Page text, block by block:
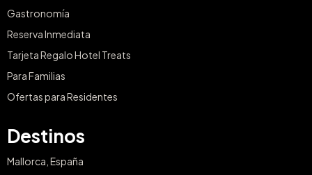
Gastronomía
Reserva Inmediata
Tarjeta Regalo Hotel Treats
Para Familias
Ofertas para Residentes
Destinos
Mallorca, España